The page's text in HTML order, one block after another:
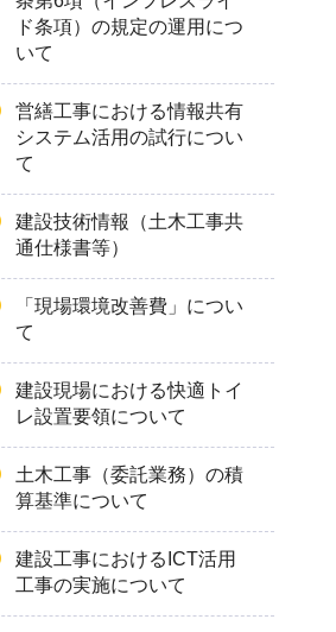
ド条項）の規定の運用につ
いて
営繕工事における情報共有
システム活用の試行につい
て
建設技術情報（土木工事共
通仕様書等）
「現場環境改善費」につい
て
建設現場における快適トイ
レ設置要領について
土木工事（委託業務）の積
算基準について
建設工事におけるICT活用
工事の実施について